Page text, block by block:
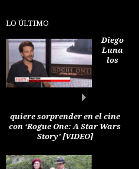
LO ÚLTIMO
Diego
Luna
los
quiere sorprender en el cine
con ‘Rogue One: A Star Wars
Story’ [VIDEO]